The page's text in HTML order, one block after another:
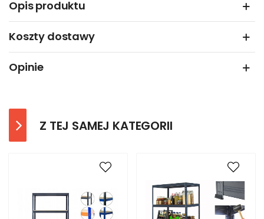
Opis produktu
Koszty dostawy
Opinie
Z TEJ SAMEJ KATEGORII